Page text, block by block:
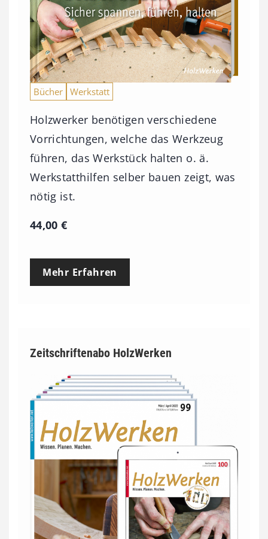
Bücher Werkstatt
Holzwerker benötigen verschiedene
Vorrichtungen, welche das Werkzeug
führen, das Werkstück halten o. ä.
Werkstatthilfen selber bauen zeigt, was
nötig ist.
44,00€
Mehr Erfahren
Zeitschriftenabo HolzWerken